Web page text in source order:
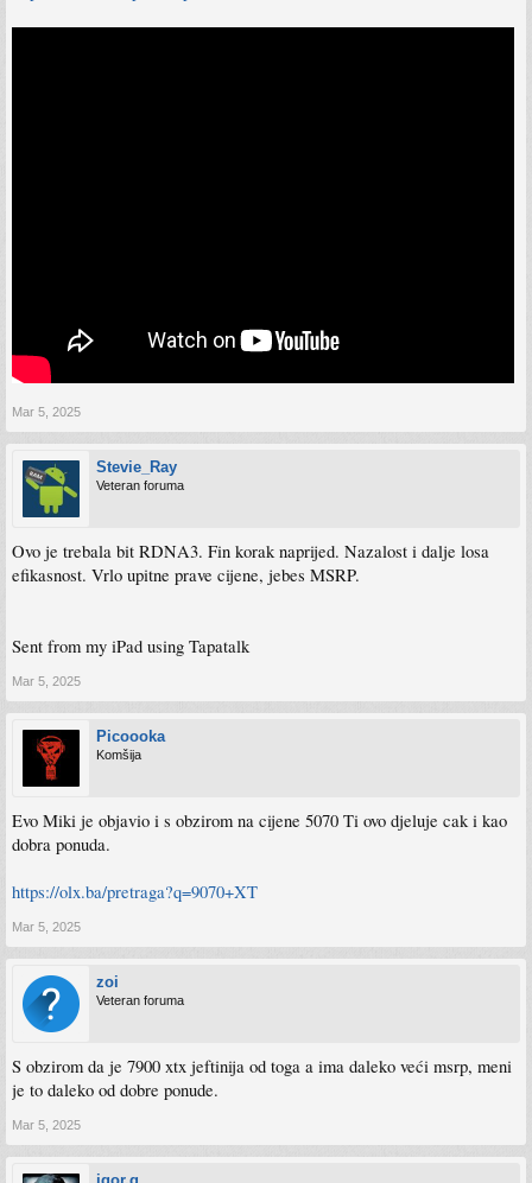
Mar 5, 2025
Stevie_Ray
Veteran foruma
Ovo je trebala bit RDNA3. Fin korak naprijed. Nazalost i dalje losa
efikasnost. Vrlo upitne prave cijene, jebes MSRP.
Sent from my iPad using Tapatalk
Mar 5, 2025
Picoooka
Komšija
Evo Miki je objavio i s obzirom na cijene 5070 Ti ovo djeluje cak i kao
dobra ponuda.
https://olx.ba/pretraga?q=9070+XT
Mar 5, 2025
zoi
Veteran foruma
S obzirom da je 7900 xtx jeftinija od toga a ima daleko veći msrp, meni
je to daleko od dobre ponude.
Mar 5, 2025